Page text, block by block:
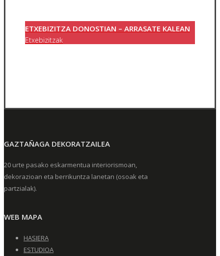
ETXEBIZITZA DONOSTIAN – ARRASATE KALEAN
Etxebizitzak
GAZTAÑAGA DEKORATZAILEA
20 urte pasako eskarmentua interiorismoan,
dekorazioan eta berrikuntza lanetan (osoak eta
partzialak).
WEB MAPA
HASIERA
ESTUDIOA